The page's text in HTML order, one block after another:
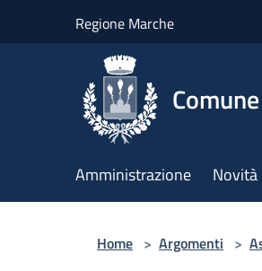
Regione Marche
Amministrazione Novità
Home > Argomenti >